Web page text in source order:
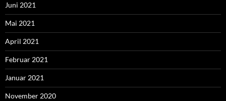
Juni 2021
Mai 2021
April 2021
Februar 2021
Januar 2021
November 2020